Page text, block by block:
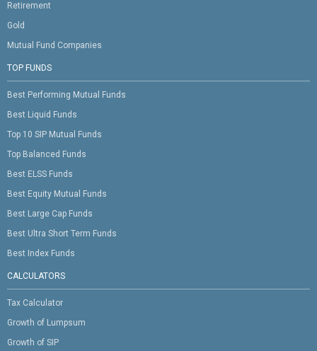
Retirement
Gold
Mutual Fund Companies
TOP FUNDS
Best Performing Mutual Funds
Best Liquid Funds
Top 10 SIP Mutual Funds
Top Balanced Funds
Best ELSS Funds
Best Equity Mutual Funds
Best Large Cap Funds
Best Ultra Short Term Funds
Best Index Funds
CALCULATORS
Tax Calculator
Growth of Lumpsum
Growth of SIP